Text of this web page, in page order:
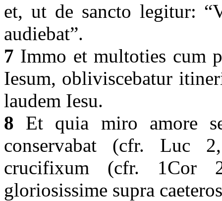
et, ut de sancto legitur:
audiebat”.
7 Immo et multoties cum
Iesum, obliviscebatur
laudem Iesu.
8 Et quia miro amore
conservabat (cfr. Luc
crucifixum (cfr. 1Cor
gloriosissime supra